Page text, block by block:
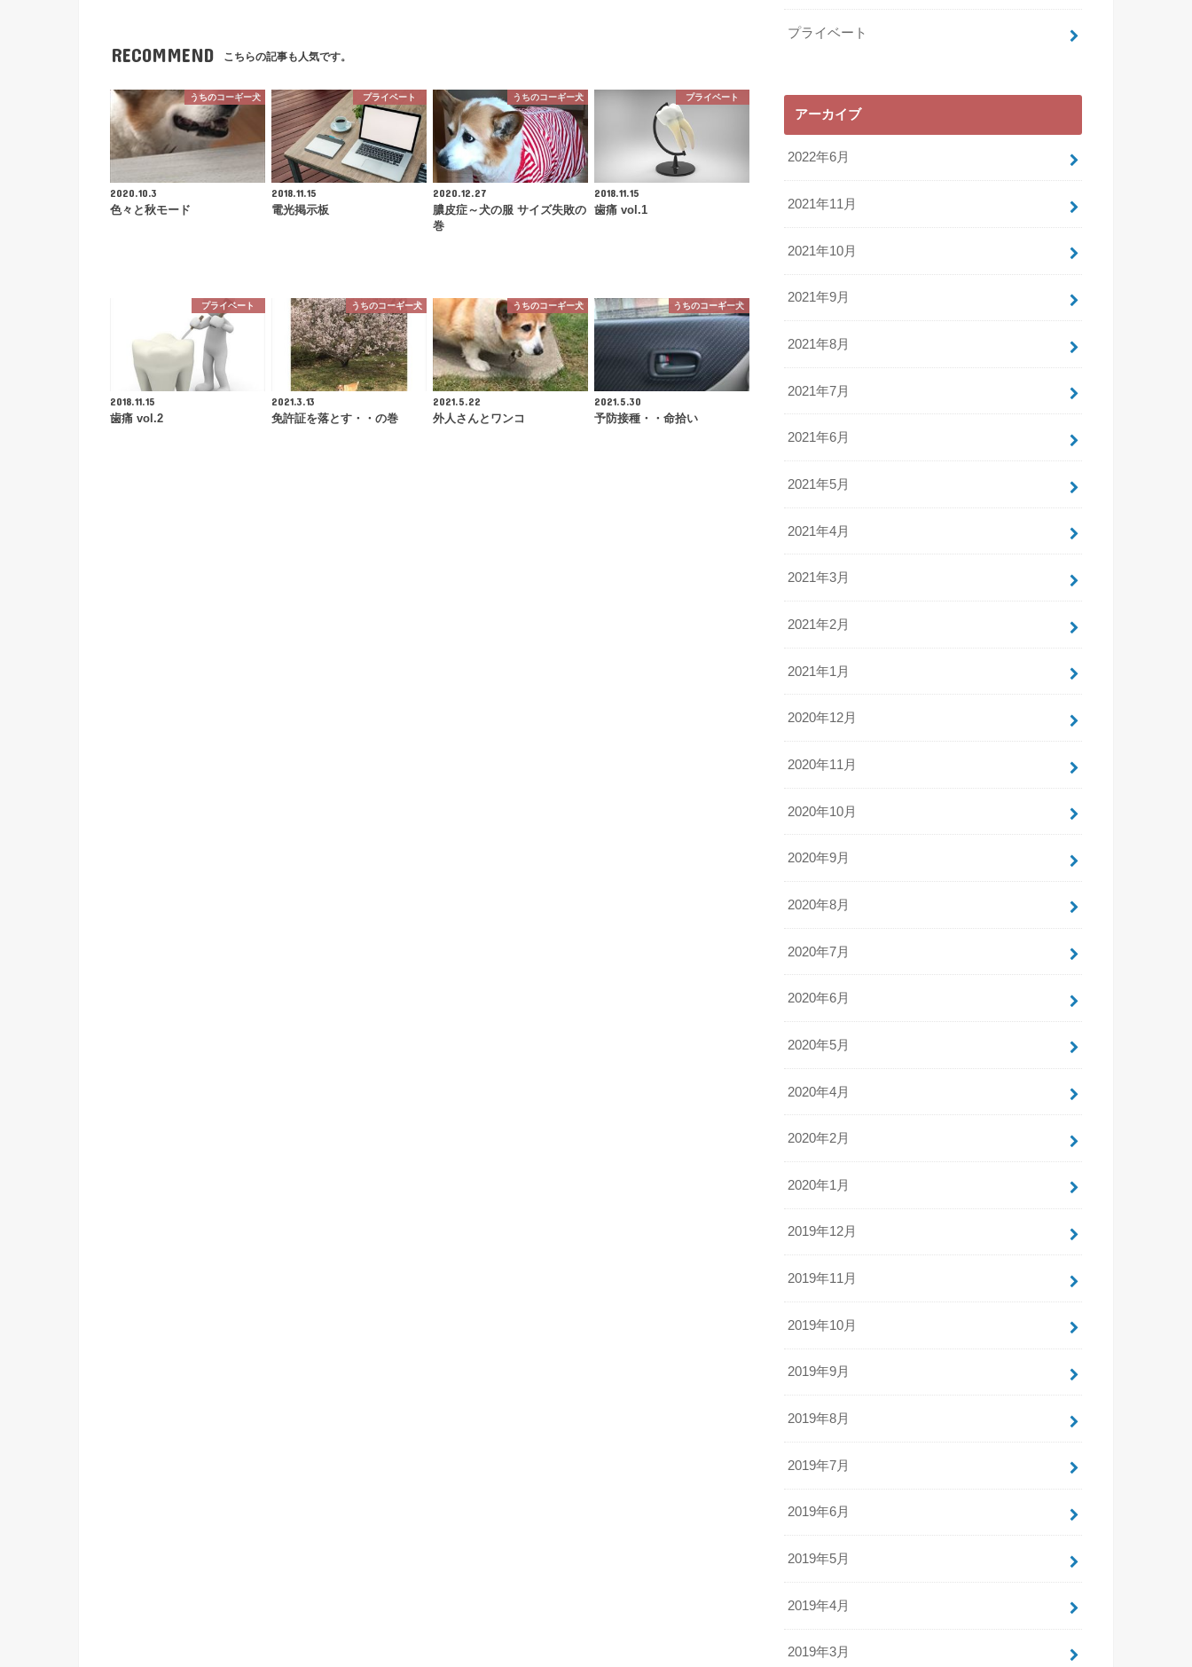
RECOMMEND こちらの記事も人気です。
うちのコーギー犬
2020.10.3
色々と秋モード
プライベート
2018.11.15
電光掲示板
うちのコーギー犬
2020.12.27
膿皮症～犬の服 サイズ失敗の
巻
プライベート
2018.11.15
歯痛 vol.1
プライベート
2018.11.15
歯痛 vol.2
うちのコーギー犬
2021.3.13
免許証を落とす・・の巻
うちのコーギー犬
2021.5.22
外人さんとワンコ
うちのコーギー犬
2021.5.30
予防接種・・命拾い
プライベート
アーカイブ
2022年6月
2021年11月
2021年10月
2021年9月
2021年8月
2021年7月
2021年6月
2021年5月
2021年4月
2021年3月
2021年2月
2021年1月
2020年12月
2020年11月
2020年10月
2020年9月
2020年8月
2020年7月
2020年6月
2020年5月
2020年4月
2020年2月
2020年1月
2019年12月
2019年11月
2019年10月
2019年9月
2019年8月
2019年7月
2019年6月
2019年5月
2019年4月
2019年3月